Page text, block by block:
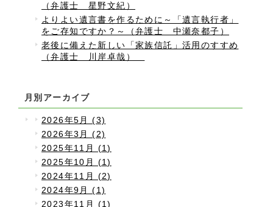
（弁護士 星野文紀）
よりよい遺言書を作るために～「遺言執行者」
をご存知ですか？～（弁護士 中瀬奈都子）
老後に備えた新しい「家族信託」活用のすすめ
（弁護士 川岸卓哉）
月別アーカイブ
2026年5月 (3)
2026年3月 (2)
2025年11月 (1)
2025年10月 (1)
2024年11月 (2)
2024年9月 (1)
2023年11月 (1)